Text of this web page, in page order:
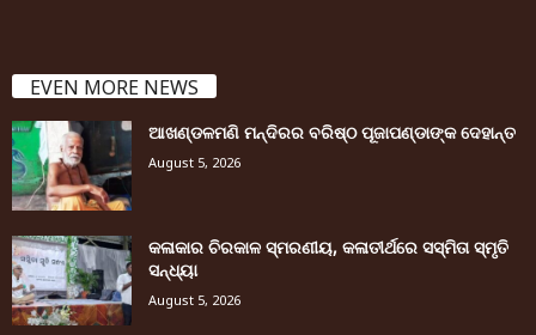
EVEN MORE NEWS
ଆଖଣ୍ଡଳମଣି ମନ୍ଦିରର ବରିଷ୍ଠ ପୂଜାପଣ୍ଡାଙ୍କ ଦେହାନ୍ତ
August 5, 2026
କଳାକାର ଚିରକାଳ ସ୍ମରଣୀୟ, କଳାତୀର୍ଥରେ ସସ୍ମିତା ସ୍ମୃତି
ସନ୍ଧ୍ୟା
August 5, 2026